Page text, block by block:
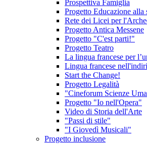
Prospettiva Famiglia
Progetto Educazione alla
Rete dei Licei per
Progetto Antica Messene
Progetto "C'est parti!"
Progetto Teatro
La lingua francese per
Lingua francese
Start the Change!
Progetto Legalità
"Cineforum Scienze
Progetto "Io nell'Opera"
Video di Storia dell'Arte
"Passi di stile"
"I Giovedì Musicali"
Progetto inclusione